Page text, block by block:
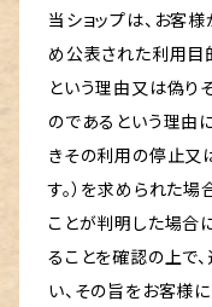
当ショップは、お客
め公表された利用目
という理由又は偽り
のであるという理由
きその利用の停止又
す。）を求められた
ことが判明した場合
ることを確認の上で
い、その旨をお客様